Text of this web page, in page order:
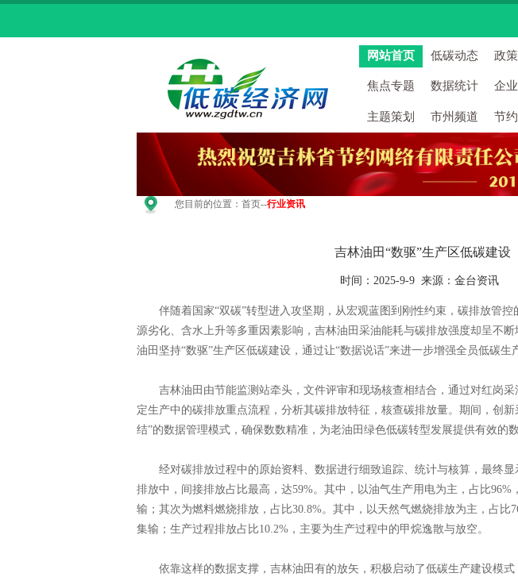
网站首页 低碳动态 政
焦点专题 数据统计 企
主题策划 市州频道 节
您目前的位置： 首页--行业资讯
吉林油田“数驱”生产区低碳建设
时间：2025-9-9 来源：金台资讯
伴随着国家“双碳”转型进入攻坚期，从宏观蓝图到刚性约束，碳排放管控
源劣化、含水上升等多重因素影响，吉林油田采油能耗与碳排放强度却呈不
油田坚持“数驱”生产区低碳建设，通过让“数据说话”来进一步增强全员低碳生
吉林油田由节能监测站牵头，文件评审和现场核查相结合，通过对红岗采
定生产中的碳排放重点流程，分析其碳排放特征，核查碳排放量。期间，创
结”的数据管理模式，确保数数精准，为老油田绿色低碳转型发展提供有效的数
经对碳排放过程中的原始资料、数据进行细致追踪、统计与核算，最终显
排放中，间接排放占比最高，达59%。其中，以油气生产用电为主，占比
输；其次为燃料燃烧排放，占比30.8%。其中，以天然气燃烧排放为主，占比
集输；生产过程排放占比10.2%，主要为生产过程中的甲烷逸散与放空。
依靠这样的数据支撑，吉林油田有的放矢，积极启动了低碳生产建设模式